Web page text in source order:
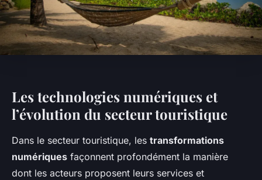
Les technologies numériques et
l’évolution du secteur touristique
Dans le secteur touristique, les transformations
numériques façonnent profondément la manière
dont les acteurs proposent leurs services et